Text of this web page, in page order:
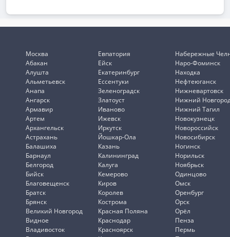
Москва
Абакан
Алушта
Альметьевск
Анапа
Ангарск
Армавир
Артем
Архангельск
Астрахань
Балашиха
Барнаул
Белгород
Бийск
Благовещенск
Братск
Брянск
Великий Новгород
Видное
Владивосток
Евпатория
Ейск
Екатеринбург
Ессентуки
Зеленоградск
Златоуст
Иваново
Ижевск
Иркутск
Йошкар-Ола
Казань
Калининград
Калуга
Кемерово
Киров
Королев
Кострома
Красная Поляна
Краснодар
Красноярск
Набережные
Наро-Фоминск
Находка
Нефтеюганск
Нижневартовск
Нижний
Нижний Тагил
Новокузнецк
Новороссийск
Новосибирск
Ногинск
Норильск
Ноябрьск
Одинцово
Омск
Оренбург
Орск
Орёл
Пенза
Пермь